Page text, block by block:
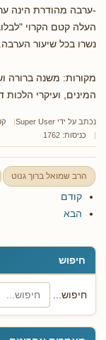
חיפוש
חיפוש...
-ערבה מהודרת הינה
העלה קטם הקרוי
נשרו בכל שיעור הערבה.
מקורות: משנה ברורה
המינים, ועיקרי הלכות
נכתב על ידי Super User
כניסות: 1762
הרב שמואל ברוך גנוט
קודם
הבא